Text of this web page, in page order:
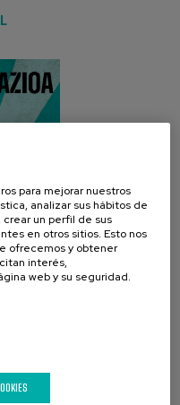
para mejorar nuestros
analizar sus hábitos de
un perfil de sus
en otros sitios. Esto nos
ofrecemos y obtener
interés,
web y su seguridad.